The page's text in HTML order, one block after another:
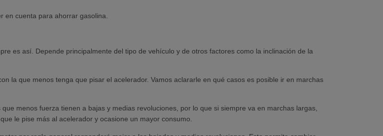
en cuenta para ahorrar gasolina.
es así. Depende principalmente del tipo de vehículo y de otros factores como la inclinación de la
la que menos tenga que pisar el acelerador. Vamos aclararle en qué casos es posible ir en marchas
menos fuerza tienen a bajas y medias revoluciones, por lo que si siempre va en marchas largas,
le pise más al acelerador y ocasione un mayor consumo.